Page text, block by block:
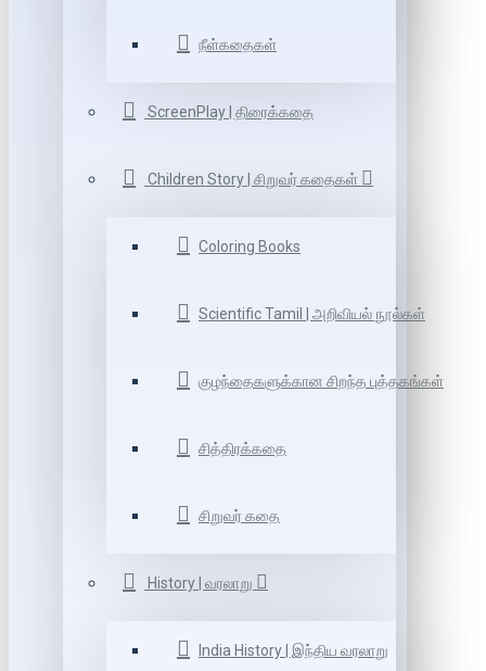
நீள்கதைகள்
ScreenPlay | திரைக்கதை
Children Story | சிறுவர் கதைகள்
Coloring Books
Scientific Tamil | அறிவியல் நூல்கள்
குழந்தைகளுக்கான சிறந்த புத்தகங்கள்
சித்திரக்கதை
சிறுவர் கதை
History | வரலாறு
India History | இந்திய வரலாறு